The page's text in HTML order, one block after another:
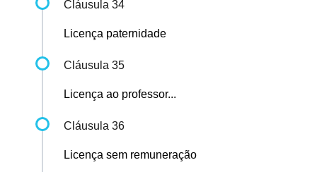
Cláusula 34
Licença paternidade
Cláusula 35
Licença ao professor...
Cláusula 36
Licença sem remuneração